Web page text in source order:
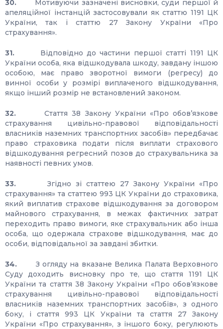
30.
Мотивуючи зазначені висновки, суди першої й
апеляційної інстанцій застосовували як статтю 1191 ЦК
України, так і статтю 27 Закону України «Про
страхування».
31. Відповідно до частини першої статті 1191 ЦК
України особа, яка відшкодувала шкоду, завдану іншою
особою, має право зворотної вимоги (регресу) до
винної особи у розмірі виплаченого відшкодування,
якщо інший розмір не встановлений законом.
32.Стаття 38 Закону України «Про обов’язкове
страхування цивільно-правової відповідальності
власників наземних транспортних засобів» передбачає
право страховика подати після виплати страхового
відшкодування регресний позов до страхувальника за
наявності певних умов.
33. Згідно зі статтею 27 Закону України «Про
страхування» та статтею 993 ЦК України до страховика,
який виплатив страхове відшкодування за договором
майнового страхування, в межах фактичних затрат
переходить право вимоги, яке страхувальник або інша
особа, що одержала страхове відшкодування, має до
особи, відповідальної за завдані збитки.
34. З огляду на вказане Велика Палата Верховного
Суду доходить висновку про те, що стаття 1191 ЦК
України та стаття 38 Закону України «Про обов’язкове
страхування цивільно-правової відповідальності
власників наземних транспортних засобів», з одного
боку, і стаття 993 ЦК України та стаття 27 Закону
України «Про страхування», з іншого боку, регулюють